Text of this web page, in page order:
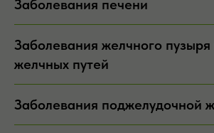
Заболевания печени
Заболевания желчного пузыря
желчных путей
Заболевания поджелудочной